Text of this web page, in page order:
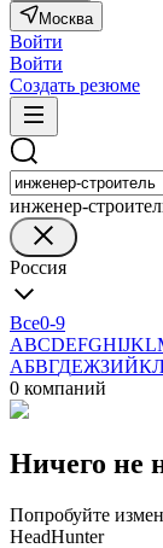
Москва
Войти
Войти
Создать резюме
инженер-
Россия
Все0-9
ABCDEFGHIJKL
АБВГДЕЖЗИЙК
0 компаний
Ничего не
Попробуйте
HeadHunter